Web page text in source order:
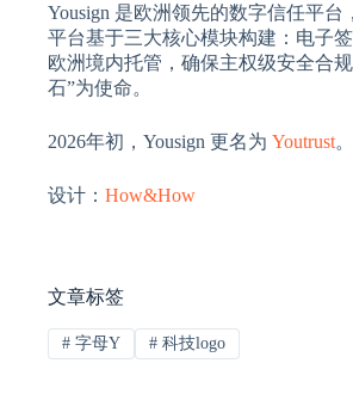
Yousign 是欧洲领先的数字信任平
平台基于三大核心模块构建：电子
欧洲境内托管，确保主权级安全合
石”为使命。
2026年初，Yousign 更名为 Youtrust。
设计： How&How
文章标签
#字母Y #科技logo